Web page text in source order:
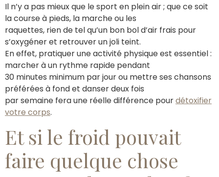
Il n’y a pas mieux que le sport en plein air ; que ce soit
la course à pieds, la marche ou les
raquettes, rien de tel qu’un bon bol d’air frais pour
s’oxygéner et retrouver un joli teint.
En effet, pratiquer une activité physique est essentiel :
marcher à un rythme rapide pendant
30 minutes minimum par jour ou mettre ses chansons
préférées à fond et danser deux fois
par semaine fera une réelle différence pourdétoxifier
votre corps.
Et si le froid pouvait
faire quelque chose